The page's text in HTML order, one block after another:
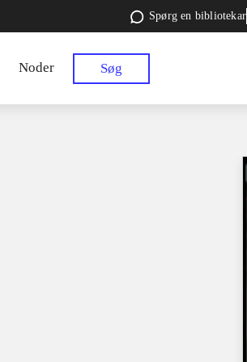
Spørg en bibliotekar
Noder Søg